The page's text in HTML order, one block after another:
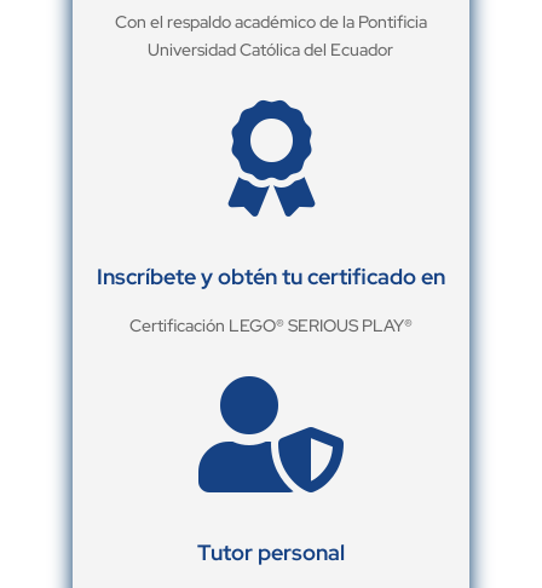
Con el respaldo académico de la Pontificia
Universidad Católica del Ecuador

Inscríbete y obtén tu certificado en
Certificación LEGO® SERIOUS PLAY®

Tutor personal